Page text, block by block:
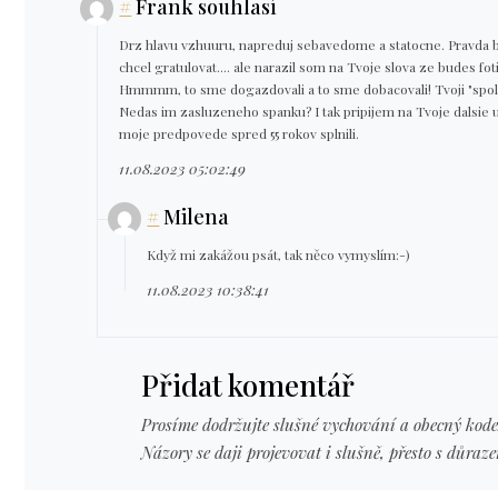
#Frank souhlasí
Drz hlavu vzhuuru, napreduj sebavedome a statocne. Pravda
chcel gratulovat.... ale narazil som na Tvoje slova ze budes
Hmmmm, to sme dogazdovali a to sme dobacovali! Tvoji
Nedas im zasluzeneho spanku? I tak pripijem na Tvoje dalsie
moje predpovede spred 55 rokov splnili.
11.08.2023 05:02:49
#Milena
Když mi zakážou psát, tak něco vymyslím:-)
11.08.2023 10:38:41
Přidat komentář
Prosíme dodržujte slušné vychování a obecný
Názory se daji projevovat i slušně, přesto s